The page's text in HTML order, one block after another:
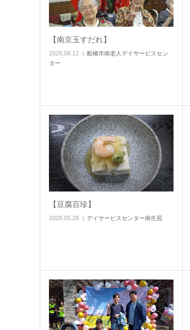
【南京玉すだれ】
2026.06.12
船橋市南老人デイサービスセン
ター
【豆腐百珍】
2026.05.26 デイサービスセンター南生苑